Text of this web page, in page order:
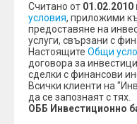
Считано от 01.02.2010
условия, приложими
предоставяне на
услуги, свързани с
Настоящите Общи
договора за
сделки с финансови
Всички клиенти на
да се запознаят с тях.
ОББ Инвестиционно